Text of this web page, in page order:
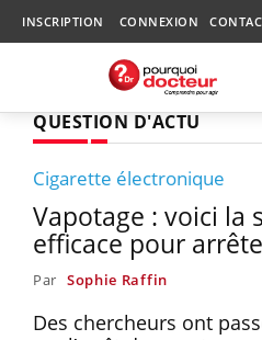
INSCRIPTION CONNEXION
QUESTION D'ACTU
Cigarette électronique
Vapotage : voici la
efficace pour
Par Sophie Raffin
Des chercheurs ont